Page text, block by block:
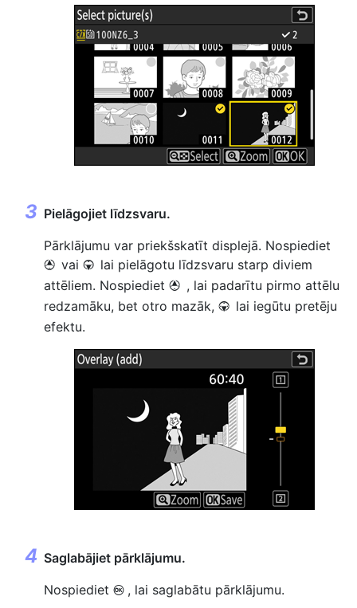
Pielāgojiet līdzsvaru.
Pārklājumu var priekšskatīt displejā. Nospiediet
1 vai 3 lai pielāgotu līdzsvaru starp diviem
attēliem. Nospiediet 1 , lai padarītu pirmo attēlu
redzamāku, bet otro mazāk, 3 lai iegūtu pretēju
efektu.
Saglabājiet pārklājumu.
Nospiediet J , lai saglabātu pārklājumu.